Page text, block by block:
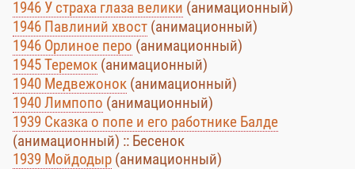
1946 У страха глаза велики (анимационный)
1946 Павлиний хвост (анимационный)
1946 Орлиное перо (анимационный)
1945 Теремок (анимационный)
1940 Медвежонок (анимационный)
1940 Лимпопо (анимационный)
1939 Сказка о попе и его работнике Балде
(анимационный) :: Бесенок
1939 Мойдодыр (анимационный)